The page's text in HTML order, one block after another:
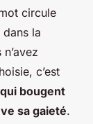
circule
dans la
c’est
bougent
sa gaieté.